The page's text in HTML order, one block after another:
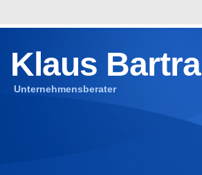
Klaus
Unternehmensberater